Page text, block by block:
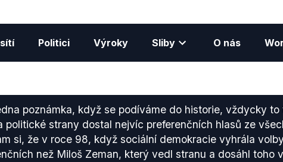
Politici Výroky Sliby O nás
poznámka, když se podíváme do historie, vždycky to
politické strany dostal nejvíc preferenčních hlasů ze
si, že v roce 98, když sociální demokracie vyhrála
než Miloš Zeman, který vedl stranu a dosáhl toho